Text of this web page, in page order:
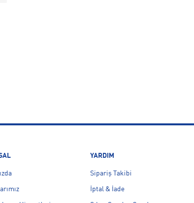
YARDIM
Sipariş Takibi
İptal & İade